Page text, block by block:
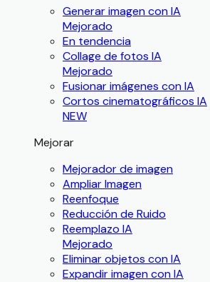
Generar imagen con IA
Mejorado
En tendencia
Collage de fotos IA
Mejorado
Fusionar imágenes con IA
Cortos cinematográficos IA
NEW
Mejorar
Mejorador de imagen
Ampliar Imagen
Reenfoque
Reducción de Ruido
Reemplazo IA
Mejorado
Eliminar objetos con IA
Expandir imagen con IA